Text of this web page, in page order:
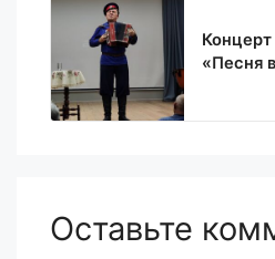
«Песня
Оставьте